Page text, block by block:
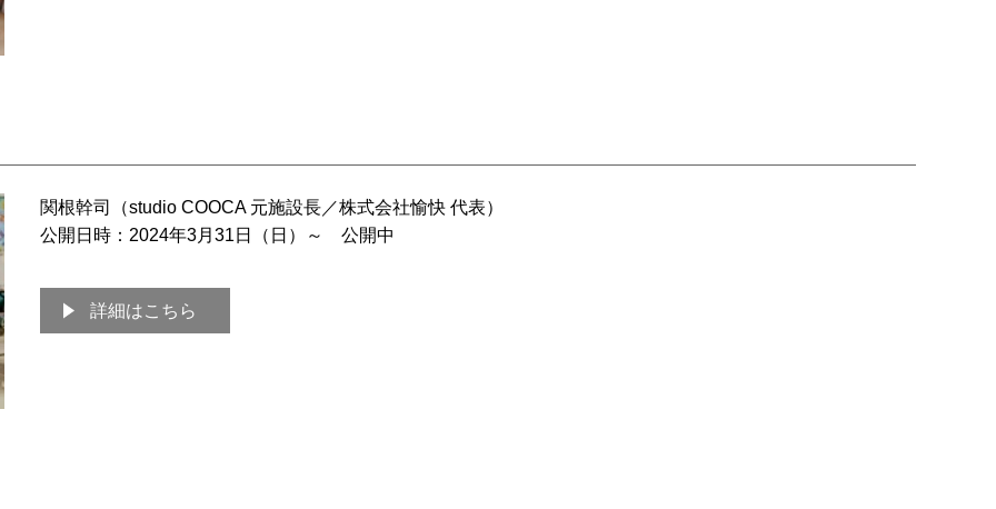
関根幹司（studio COOCA 元施設長／株式会社愉快 代表）
公開日時：2024年3月31日（日）～ 公開中
詳細はこちら